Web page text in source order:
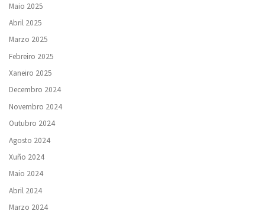
Maio 2025
Abril 2025
Marzo 2025
Febreiro 2025
Xaneiro 2025
Decembro 2024
Novembro 2024
Outubro 2024
Agosto 2024
Xuño 2024
Maio 2024
Abril 2024
Marzo 2024